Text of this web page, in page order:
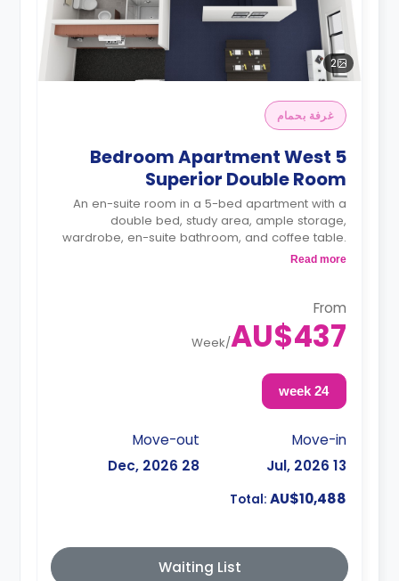
2
غرفة بحمام
5 Bedroom Apartment West
Superior Double Room
An en-suite room in a 5-bed apartment with a
double bed, study area, ample storage,
wardrobe, en-suite bathroom, and coffee table.
The kitchen and dining area are shared.
Read more
From
AU$437
/
Week
24 week
Move-in
13 Jul, 2026
Move-out
28 Dec, 2026
Total: AU$10,488
Waiting List